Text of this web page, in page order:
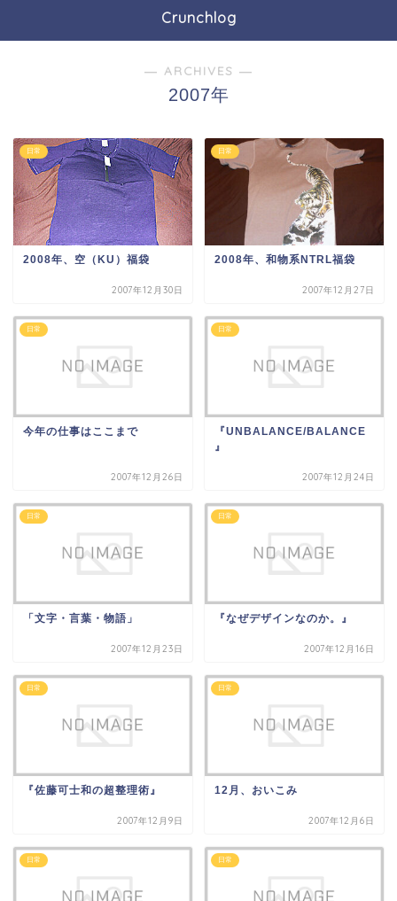
Crunchlog
― ARCHIVES ―
2007年
日常
2008年、空（KU）福袋
2007年12月30日
日常
2008年、和物系NTRL福袋
2007年12月27日
日常
今年の仕事はここまで
2007年12月26日
日常
『UNBALANCE/BALANCE
』
2007年12月24日
日常
「文字・言葉・物語」
2007年12月23日
日常
『なぜデザインなのか。』
2007年12月16日
日常
『佐藤可士和の超整理術』
2007年12月9日
日常
12月、おいこみ
2007年12月6日
日常 日常